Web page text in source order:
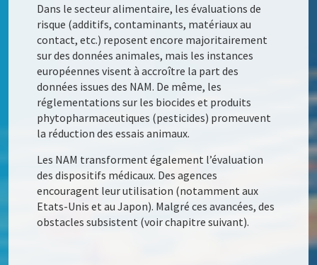
Dans le secteur alimentaire, les évaluations de
risque (additifs, contaminants, matériaux au
contact, etc.) reposent encore majoritairement
sur des données animales, mais les instances
européennes visent à accroître la part des
données issues des NAM. De même, les
réglementations sur les biocides et produits
phytopharmaceutiques (pesticides) promeuvent
la réduction des essais animaux.
Les NAM transforment également l’évaluation
des dispositifs médicaux. Des agences
encouragent leur utilisation (notamment aux
Etats-Unis et au Japon). Malgré ces avancées, des
obstacles subsistent (voir chapitre suivant).